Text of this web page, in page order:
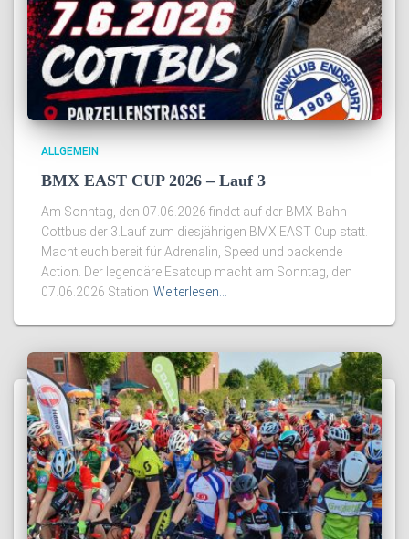
ALLGEMEIN
BMX EAST CUP 2026 – Lauf 3
Am Sonntag, den 07.06.2026 findet auf der BMX-Bahn
Cottbus der 3.Lauf zum diesjährigen BMX EAST Cup statt.
Macht euch bereit für Adrenalin, Speed und packende
Action. Der legendäre Esatcup macht am Sonntag, den
07.06.2026 Station Weiterlesen…